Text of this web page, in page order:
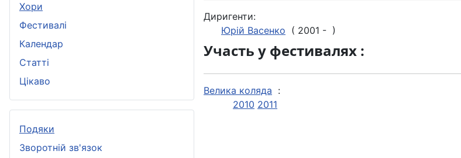
Хори
Фестивалі
Календар
Статті
Цікаво
Подяки
Зворотній зв'язок
Диригенти:
Юрій Васенко ( 2001 - )
Участь у фестивалях :
Велика коляда :
2010 2011